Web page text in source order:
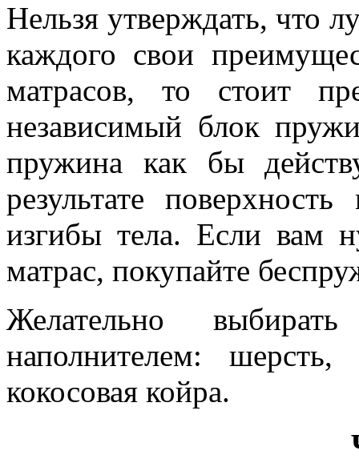
Нельзя утверждать, что
каждого свои
матрасов, то стоит
независимый блок
пружина как бы
результате
изгибы тела. Если вам
матрас, покупайте
Желательно
наполнителем: шерсть,
кокосовая койра.